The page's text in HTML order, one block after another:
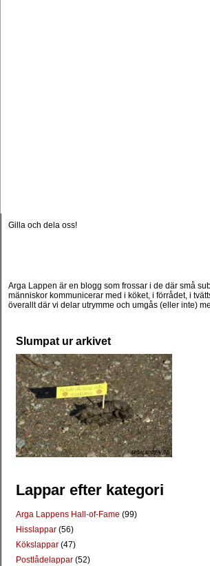
Gilla och dela oss!
Arga Lappen är en blogg som frossar i de där små
människor kommunicerar med i köket, i förrådet, i
överallt där vi delar utrymme och umgås (eller inte)
Slumpat ur arkivet
Lappar efter kategori
Arga Lappens Hall-of-Fame (99)
Hisslappar (56)
Kökslappar (47)
Postlådelappar (52)